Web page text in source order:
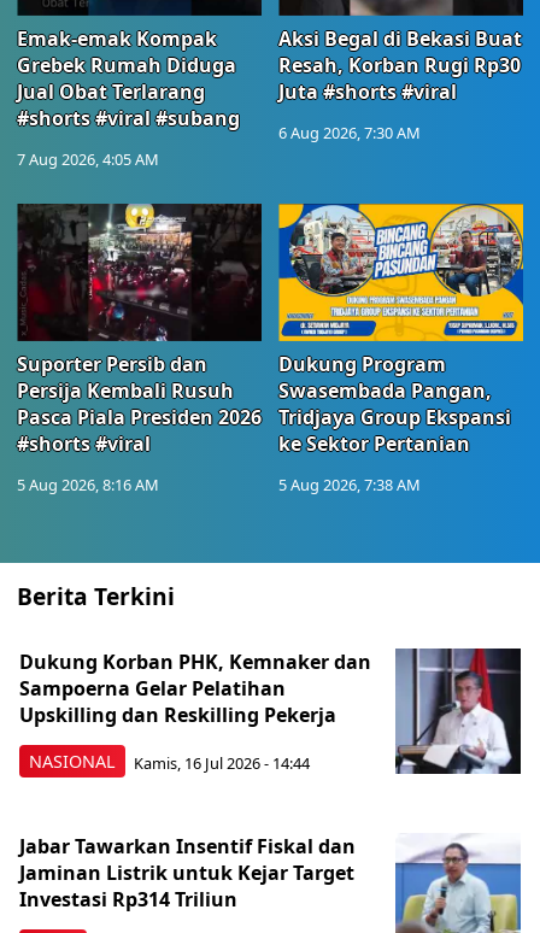
Emak-emak Kompak
Grebek Rumah Diduga
Jual Obat Terlarang
#shorts #viral #subang
7 Aug 2026, 4:05 AM
Aksi Begal di Bekasi Buat
Resah, Korban Rugi Rp30
Juta #shorts #viral
6 Aug 2026, 7:30 AM
Suporter Persib dan
Persija Kembali Rusuh
Pasca Piala Presiden 2026
#shorts #viral
5 Aug 2026, 8:16 AM
Dukung Program
Swasembada Pangan,
Tridjaya Group Ekspansi
ke Sektor Pertanian
5 Aug 2026, 7:38 AM
Berita Terkini
NASIONAL
Dukung Korban PHK, Kemnaker dan
Sampoerna Gelar Pelatihan
Upskilling dan Reskilling Pekerja
Kamis, 16 Jul 2026 - 14:44
Jabar Tawarkan Insentif Fiskal dan
Jaminan Listrik untuk Kejar Target
Investasi Rp314 Triliun